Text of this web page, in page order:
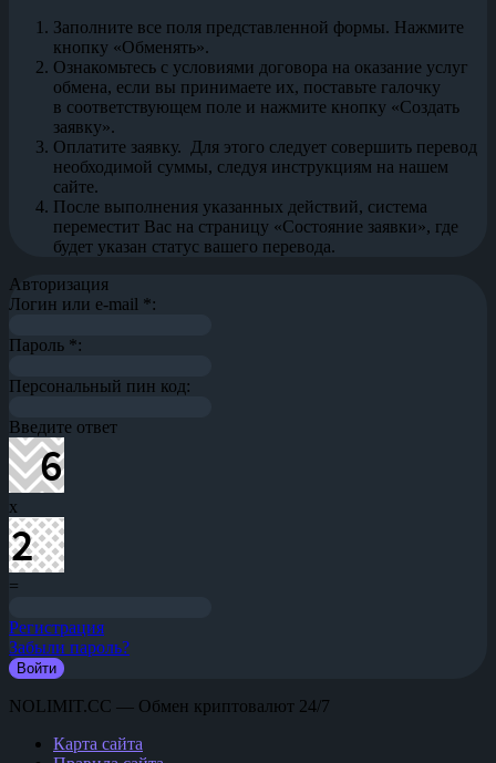
Заполните все поля представленной формы. Нажмите
кнопку «Обменять».
Ознакомьтесь с условиями договора на оказание услуг
обмена, если вы принимаете их, поставьте галочку
в соответствующем поле и нажмите кнопку «Создать
заявку».
Оплатите заявку. Для этого следует совершить перевод
необходимой суммы, следуя инструкциям на нашем
сайте.
После выполнения указанных действий, система
переместит Вас на страницу «Состояние заявки», где
будет указан статус вашего перевода.
Авторизация
Логин или e-mail *:
Пароль *:
Персональный пин код:
Введите ответ
x
=
Регистрация
Забыли пароль?
NOLIMIT.CC — Обмен криптовалют 24/7
Карта сайта